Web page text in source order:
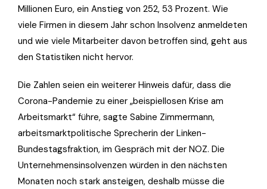
Millionen Euro, ein Anstieg von 252, 53 Prozent. Wie
viele Firmen in diesem Jahr schon Insolvenz anmeldeten
und wie viele Mitarbeiter davon betroffen sind, geht aus
den Statistiken nicht hervor.
Die Zahlen seien ein weiterer Hinweis dafür, dass die
Corona-Pandemie zu einer „beispiellosen Krise am
Arbeitsmarkt“ führe, sagte Sabine Zimmermann,
arbeitsmarktpolitische Sprecherin der Linken-
Bundestagsfraktion, im Gespräch mit der NOZ. Die
Unternehmensinsolvenzen würden in den nächsten
Monaten noch stark ansteigen, deshalb müsse die